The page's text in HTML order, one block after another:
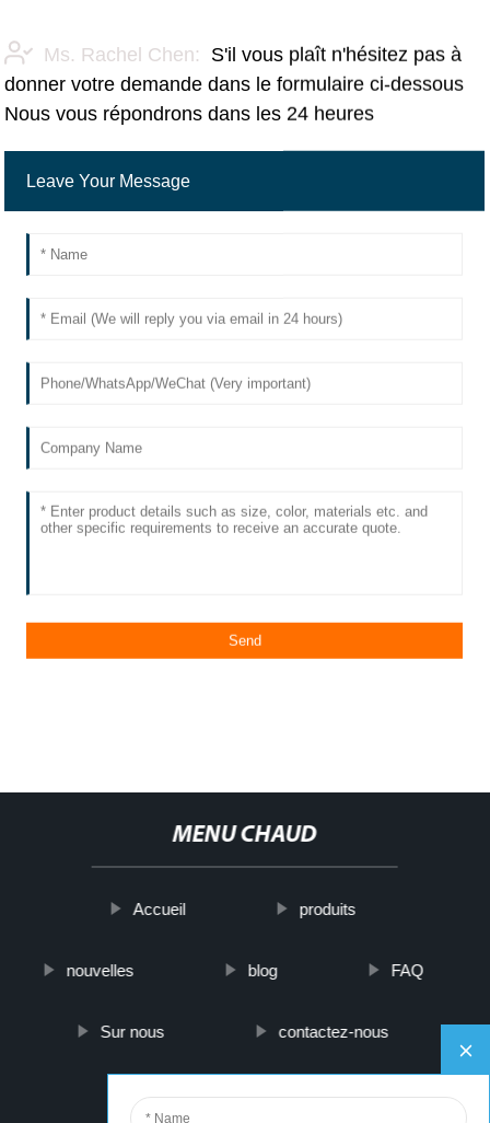
Ms. Rachel Chen:
S'il vous plaît n'hésitez pas à
donner votre demande dans le formulaire ci-dessous
Nous vous répondrons dans les 24 heures
MENU CHAUD
Accueil produits
nouvelles blog FAQ
Sur nous contactez-nous
PARTNER COMPANY